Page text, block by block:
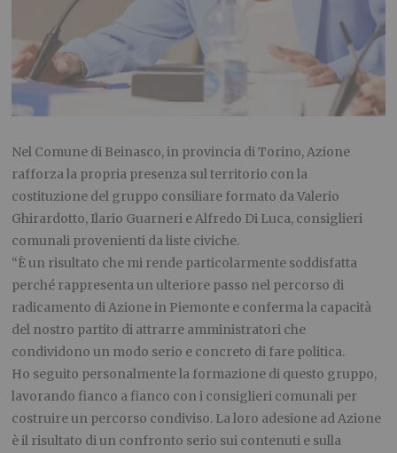
Nel Comune di Beinasco, in provincia di Torino, Azione
rafforza la propria presenza sul territorio con la
costituzione del gruppo consiliare formato da Valerio
Ghirardotto, Ilario Guarneri e Alfredo Di Luca, consiglieri
comunali provenienti da liste civiche.
“È un risultato che mi rende particolarmente soddisfatta
perché rappresenta un ulteriore passo nel percorso di
radicamento di Azione in Piemonte e conferma la capacità
del nostro partito di attrarre amministratori che
condividono un modo serio e concreto di fare politica.
Ho seguito personalmente la formazione di questo gruppo,
lavorando fianco a fianco con i consiglieri comunali per
costruire un percorso condiviso. La loro adesione ad Azione
è il risultato di un confronto serio sui contenuti e sulla